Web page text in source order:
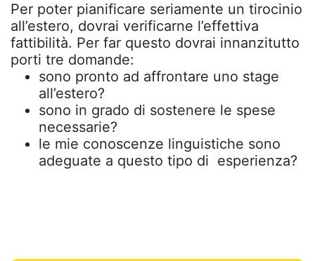
Per poter pianificare seriamente un tirocinio
all’estero, dovrai verificarne l’effettiva
fattibilità. Per far questo dovrai innanzitutto
porti tre domande:
sono pronto ad affrontare uno stage
all’estero?
sono in grado di sostenere le spese
necessarie?
le mie conoscenze linguistiche sono
adeguate a questo tipo di esperienza?